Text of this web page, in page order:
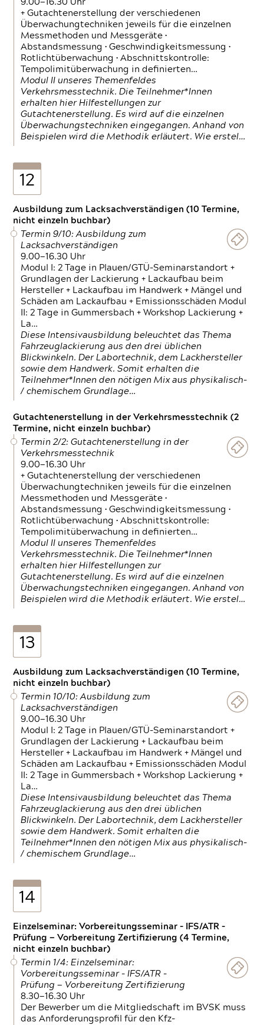
9.00—16.30 Uhr
+ Gutachtenerstellung der verschiedenen
Überwachungtechniken jeweils für die einzelnen
Messmethoden und Messgeräte •
Abstandsmessung • Geschwindigkeitsmessung •
Rotlichtüberwachung • Abschnittskontrolle:
Tempolimitüberwachung in definierten…
Modul II unseres Themenfeldes
Verkehrsmesstechnik. Die Teilnehmer*Innen
erhalten hier Hilfestellungen zur
Gutachtenerstellung. Es wird auf die einzelnen
Überwachungstechniken eingegangen. Anhand von
Beispielen wird die Methodik erläutert. Wie erstel…
12
Ausbildung zum Lacksachverständigen (10 Termine,
nicht einzeln buchbar)
Termin 9/10: Ausbildung zum
Lacksachverständigen
9.00—16.30 Uhr
Modul I: 2 Tage in Plauen/GTÜ-Seminarstandort +
Grundlagen der Lackierung + Lackaufbau beim
Hersteller + Lackaufbau im Handwerk + Mängel und
Schäden am Lackaufbau + Emissionsschäden Modul
II: 2 Tage in Gummersbach + Workshop Lackierung +
La…
Diese Intensivausbildung beleuchtet das Thema
Fahrzeuglackierung aus den drei üblichen
Blickwinkeln. Der Labortechnik, dem Lackhersteller
sowie dem Handwerk. Somit erhalten die
Teilnehmer*Innen den nötigen Mix aus physikalisch-
/ chemischem Grundlage…
Gutachtenerstellung in der Verkehrsmesstechnik (2
Termine, nicht einzeln buchbar)
Termin 2/2: Gutachtenerstellung in der
Verkehrsmesstechnik
9.00—16.30 Uhr
+ Gutachtenerstellung der verschiedenen
Überwachungtechniken jeweils für die einzelnen
Messmethoden und Messgeräte •
Abstandsmessung • Geschwindigkeitsmessung •
Rotlichtüberwachung • Abschnittskontrolle:
Tempolimitüberwachung in definierten…
Modul II unseres Themenfeldes
Verkehrsmesstechnik. Die Teilnehmer*Innen
erhalten hier Hilfestellungen zur
Gutachtenerstellung. Es wird auf die einzelnen
Überwachungstechniken eingegangen. Anhand von
Beispielen wird die Methodik erläutert. Wie erstel…
13
Ausbildung zum Lacksachverständigen (10 Termine,
nicht einzeln buchbar)
Termin 10/10: Ausbildung zum
Lacksachverständigen
9.00—16.30 Uhr
Modul I: 2 Tage in Plauen/GTÜ-Seminarstandort +
Grundlagen der Lackierung + Lackaufbau beim
Hersteller + Lackaufbau im Handwerk + Mängel und
Schäden am Lackaufbau + Emissionsschäden Modul
II: 2 Tage in Gummersbach + Workshop Lackierung +
La…
Diese Intensivausbildung beleuchtet das Thema
Fahrzeuglackierung aus den drei üblichen
Blickwinkeln. Der Labortechnik, dem Lackhersteller
sowie dem Handwerk. Somit erhalten die
Teilnehmer*Innen den nötigen Mix aus physikalisch-
/ chemischem Grundlage…
14
Einzelseminar: Vorbereitungsseminar - IFS/ATR -
Prüfung — Vorbereitung Zertifizierung (4 Termine,
nicht einzeln buchbar)
Termin 1/4: Einzelseminar:
Vorbereitungsseminar - IFS/ATR -
Prüfung — Vorbereitung Zertifizierung
8.30—16.30 Uhr
Der Bewerber um die Mitgliedschaft im BVSK muss
das Anforderungsprofil für den Kfz-